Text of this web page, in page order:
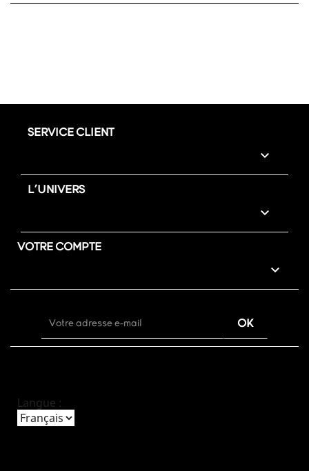
SERVICE CLIENT

L'UNIVERS

VOTRE COMPTE

Langue :